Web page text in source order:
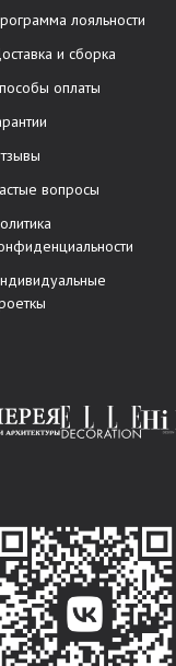
лояльности
и сборка
оплаты
вопросы